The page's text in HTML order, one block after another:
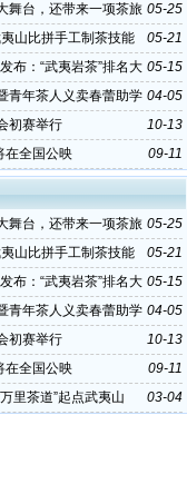
05-25
舞台，还带来一项茶旅
“茶乡旅游精品线路”~
05-21
山比拼手工制茶技能
05-15
布：“武夷岩茶”排名大
04-05
青年茶人义卖春蕾助学
10-13
初赛举行
09-11
在全国公映
05-25
舞台，还带来一项茶旅
“茶乡旅游精品线路”~
05-21
山比拼手工制茶技能
05-15
布：“武夷岩茶”排名大
04-05
青年茶人义卖春蕾助学
10-13
初赛举行
09-11
在全国公映
03-04
里茶道”起点武夷山